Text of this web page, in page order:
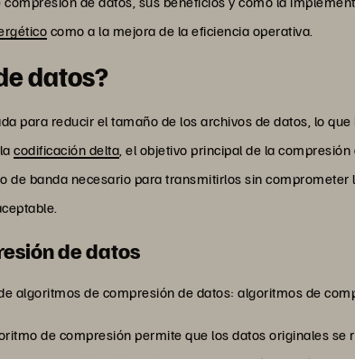
como a la mejora de la eficiencia operativa.
datos?
para reducir el tamaño de los archivos de datos, lo
lacodificación delta , el objetivo principal de la
de banda necesario para transmitirlos sin
de datos
algoritmos de compresión de datos: algoritmos de
de compresión permite que los datos originales